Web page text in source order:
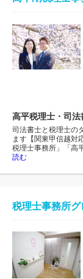
高平税理士・司
司法書士と税理士の
ます【関東甲信越対
税理士事務所」「高
読む
税理士事務所グ